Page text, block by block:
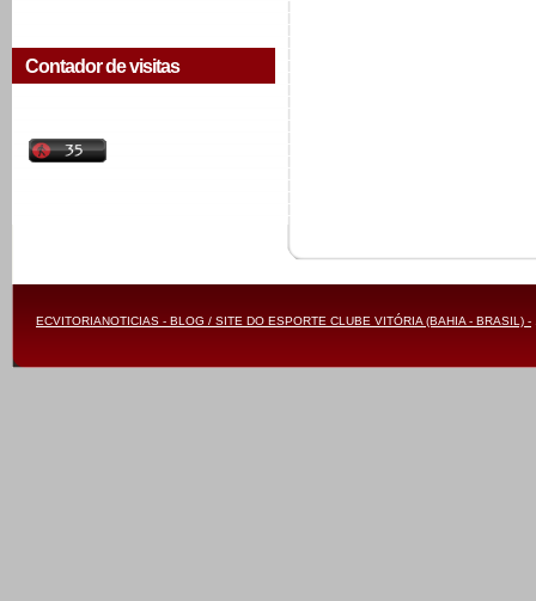
Contador de visitas
ECVITORIANOTICIAS - BLOG / SITE DO ESPORTE CLUBE VITÓRIA (BAHIA - BRASIL) -